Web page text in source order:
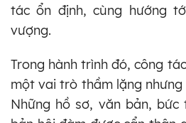
tác ổn định, cùng hướng
vượng.
Trong hành trình đó, công
một vai trò thầm lặng
Những hồ sơ, văn bản, bức